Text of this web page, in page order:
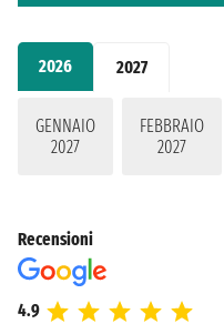
2026 2027
GENNAIO
2027
FEBBRAIO
2027
Recensioni
4.9